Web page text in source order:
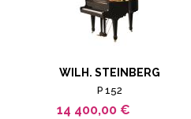
WILH. STEINBERG
P 152
14 400,00 €